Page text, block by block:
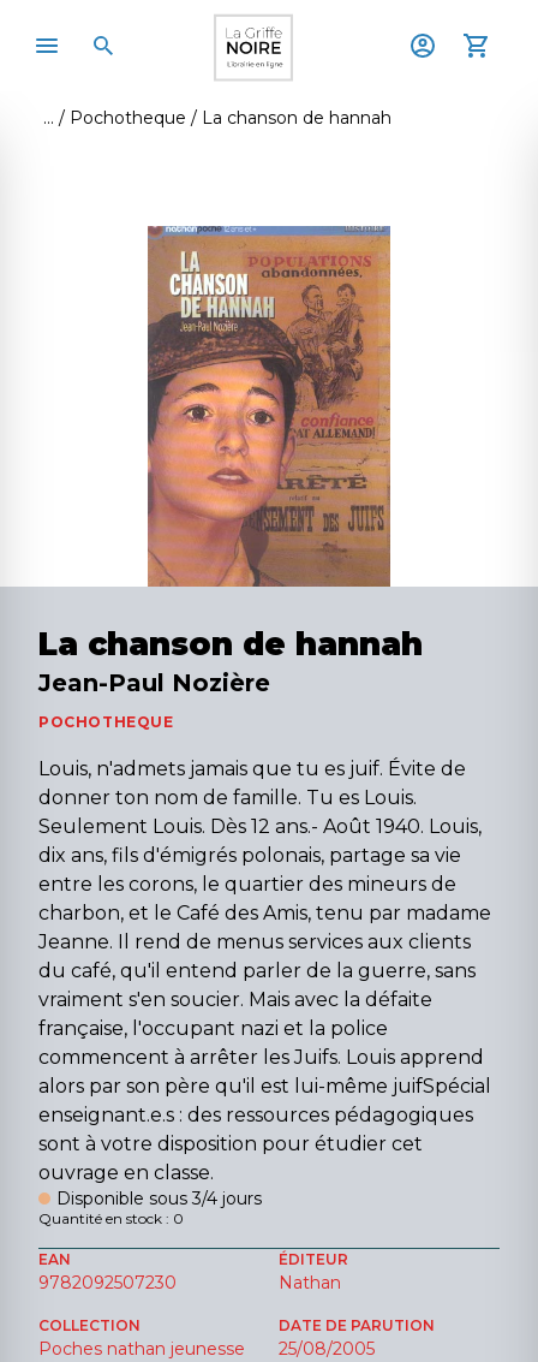
Pochotheque La chanson de hannah
La chanson de hannah
Jean-Paul Nozière
POCHOTHEQUE
Louis, n'admets jamais que tu es juif. Évite de
donner ton nom de famille. Tu es Louis.
Seulement Louis. Dès 12 ans.- Août 1940. Louis,
dix ans, fils d'émigrés polonais, partage sa vie
entre les corons, le quartier des mineurs de
charbon, et le Café des Amis, tenu par madame
Jeanne. Il rend de menus services aux clients
du café, qu'il entend parler de la guerre, sans
vraiment s'en soucier. Mais avec la défaite
française, l'occupant nazi et la police
commencent à arrêter les Juifs. Louis apprend
alors par son père qu'il est lui-même juifSpécial
enseignant.e.s : des ressources pédagogiques
sont à votre disposition pour étudier cet
ouvrage en classe.
Disponible sous 3/4 jours
Quantité en stock : 0
EAN
9782092507230
ÉDITEUR
Nathan
COLLECTION
Poches nathan jeunesse
DATE DE PARUTION
25/08/2005